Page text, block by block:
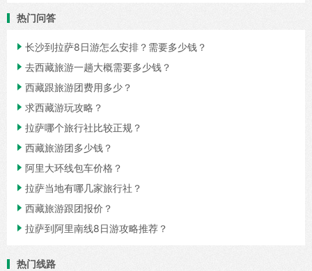
热门问答
 长沙到拉萨8日游怎么安排？需要多少钱？
 去西藏旅游一趟大概需要多少钱？
 西藏跟旅游团费用多少？
 求西藏游玩攻略？
 拉萨哪个旅行社比较正规？
 西藏旅游团多少钱？
 阿里大环线包车价格？
 拉萨当地有哪几家旅行社？
 西藏旅游跟团报价？
 拉萨到阿里南线8日游攻略推荐？
热门线路